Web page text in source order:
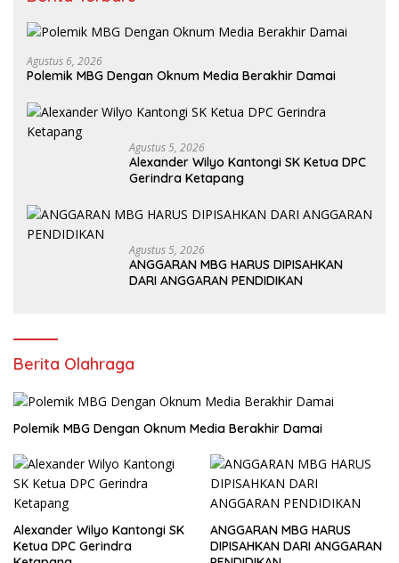
Agustus 6, 2026
Polemik MBG Dengan Oknum Media Berakhir Damai
Agustus 5, 2026
Alexander Wilyo Kantongi SK Ketua DPC
Gerindra Ketapang
Agustus 5, 2026
ANGGARAN MBG HARUS DIPISAHKAN
DARI ANGGARAN PENDIDIKAN
Berita Olahraga
Polemik MBG Dengan Oknum Media Berakhir Damai
Alexander Wilyo Kantongi SK
Ketua DPC Gerindra
ANGGARAN MBG HARUS
DIPISAHKAN DARI ANGGARAN